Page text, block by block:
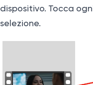
dispositivo. Tocca
selezione.